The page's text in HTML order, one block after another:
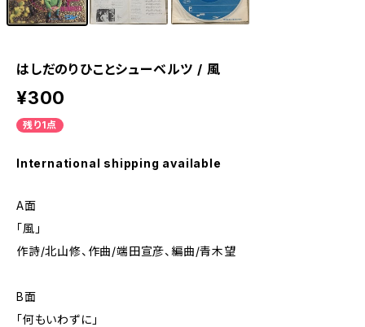
はしだのりひことシューベルツ / 風
¥300
残り1点
International shipping available
A面
「風」
作詩/北山修、作曲/端田宣彦、編曲/青木望
B面
「何もいわずに」